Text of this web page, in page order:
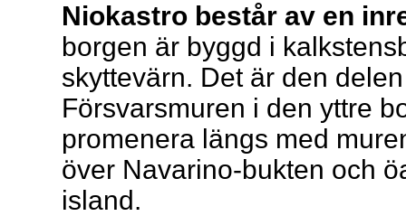
Niokastro består av en
borgen är byggd i
skyttevärn. Det är den
Försvarsmuren i den yttre
promenera längs med
över Navarino-bukten och
island.